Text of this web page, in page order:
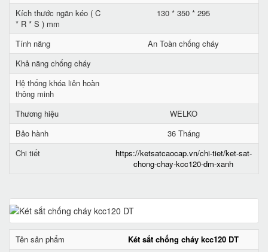
Kích thước ngăn kéo ( C
* R * S ) mm
130 * 350 * 295
Tính năng
An Toàn chống cháy
Khả năng chống cháy
Hệ thống khóa liên hoàn
thông minh
Thương hiệu
WELKO
Bảo hành
36 Tháng
Chi tiết
https://ketsatcaocap.vn/chi-tiet/ket-sat-
chong-chay-kcc120-dm-xanh
Tên sản phẩm
Két sắt chống cháy kcc120 DT